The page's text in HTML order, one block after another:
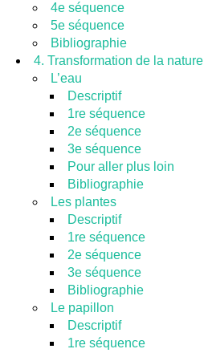
4e séquence
5e séquence
Bibliographie
4. Transformation de la nature
L’eau
Descriptif
1re séquence
2e séquence
3e séquence
Pour aller plus loin
Bibliographie
Les plantes
Descriptif
1re séquence
2e séquence
3e séquence
Bibliographie
Le papillon
Descriptif
1re séquence